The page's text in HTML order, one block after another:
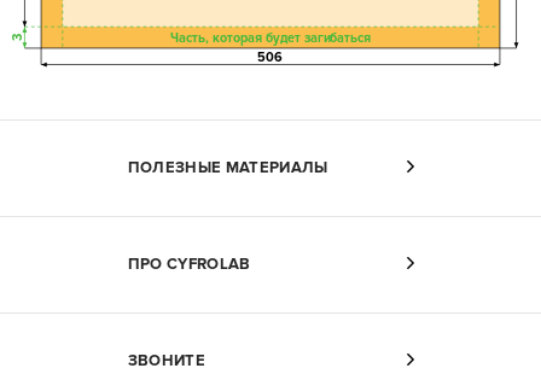
506
3 Часть, которая будет загибаться
ПОЛЕЗНЫЕ МАТЕРИАЛЫ
ПРО CYFROLAB
ЗВОНИТЕ